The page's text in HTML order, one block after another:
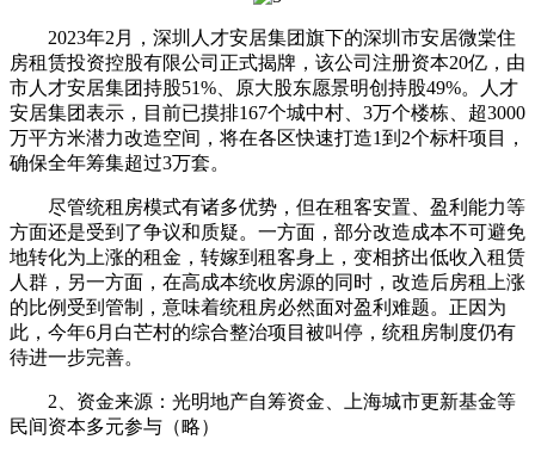
2023年2月，深圳人才安居集团旗下的深圳市安居微棠住
房租赁投资控股有限公司正式揭牌，该公司注册资本20亿，由
市人才安居集团持股51%、原大股东愿景明创持股49%。人才
安居集团表示，目前已摸排167个城中村、3万个楼栋、超3000
万平方米潜力改造空间，将在各区快速打造1到2个标杆项目，
确保全年筹集超过3万套。
尽管统租房模式有诸多优势，但在租客安置、盈利能力等
方面还是受到了争议和质疑。一方面，部分改造成本不可避免
地转化为上涨的租金，转嫁到租客身上，变相挤出低收入租赁
人群，另一方面，在高成本统收房源的同时，改造后房租上涨
的比例受到管制，意味着统租房必然面对盈利难题。正因为
此，今年6月白芒村的综合整治项目被叫停，统租房制度仍有
待进一步完善。
2、资金来源：光明地产自筹资金、上海城市更新基金等
民间资本多元参与（略）